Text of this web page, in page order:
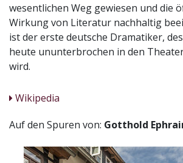
wesentlichen Weg gewiesen und die
Wirkung von Literatur nachhaltig
ist der erste deutsche Dramatiker,
heute ununterbrochen in den
wird.
Wikipedia
Auf den Spuren von: Gotthold